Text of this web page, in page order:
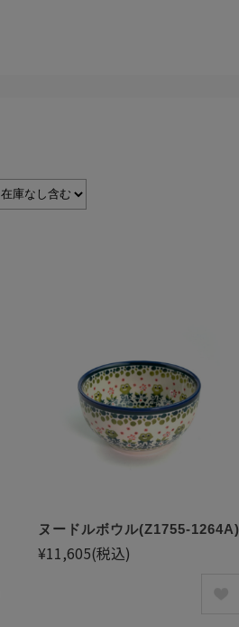
ヌードルボウル(Z1755-1264A)
¥11,605(税込)